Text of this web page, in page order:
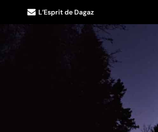
L’Esprit de Dagaz